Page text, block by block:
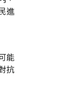
進
能
抗